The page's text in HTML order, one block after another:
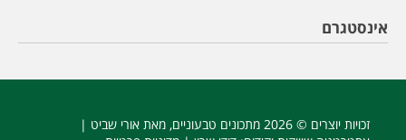
אינסטגרם
זכויות יוצרים © 2026 מתכונים טבעוניים, מאת אורי שביט |